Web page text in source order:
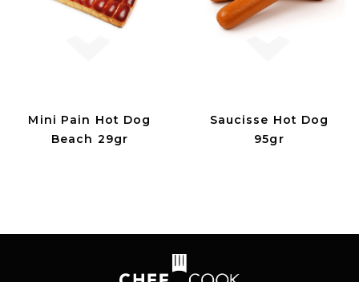
Mini Pain Hot Dog
Beach 29gr
Saucisse Hot Dog
95gr